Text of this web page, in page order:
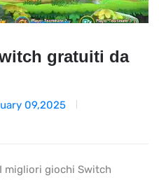
gratuiti da
09,2025
migliori giochi Switch